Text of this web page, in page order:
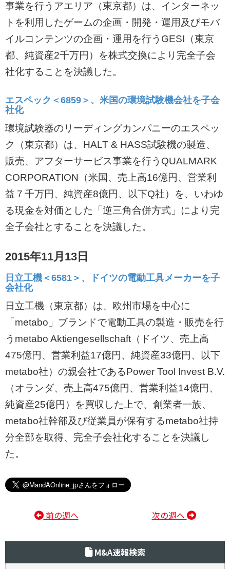
事業を行うアエリア（東京都）は、インターネッ
トを利用したゲームの企画・開発・運用及びモバ
イルコンテンツの企画・運用を行うGESI（東京
都、純資産2千万円）を株式交換により完全子会
社化することを決議した。
エスペック＜6859＞、米国の環境試験機会社を子会
社化
環境試験器のリーディングカンパニーのエスペッ
ク（東京都）は、HALT & HASS試験機の製造、
販売、アフターサービス事業を行うQUALMARK
CORPORATION（米国、売上高16億円、営業利
益７千万円、純資産8億円、以下Q社）を、いわゆ
る現金を対価とした「逆三角合併方式」により完
全子会社とすることを決議した。
2015年11月13日
日立工機＜6581＞、ドイツの電動工具メーカーを子
会社化
日立工機（東京都）は、欧州市場を中心に
「metabo」ブランドで電動工具の製造・販売を行
うmetabo Aktiengesellschaft（ドイツ、売上高
475億円、営業利益17億円、純資産33億円、以下
metabo社）の親会社であるPower Tool Invest B.V.
（オランダ、売上高475億円、営業利益14億円、
純資産25億円）を買収した上で、創業者一族、
metabo社幹部及び従業員が保有するmetabo社持
分全部を取得、完全子会社化することを決議し
た。
前の週へ 次の週へ
M&A速報検索